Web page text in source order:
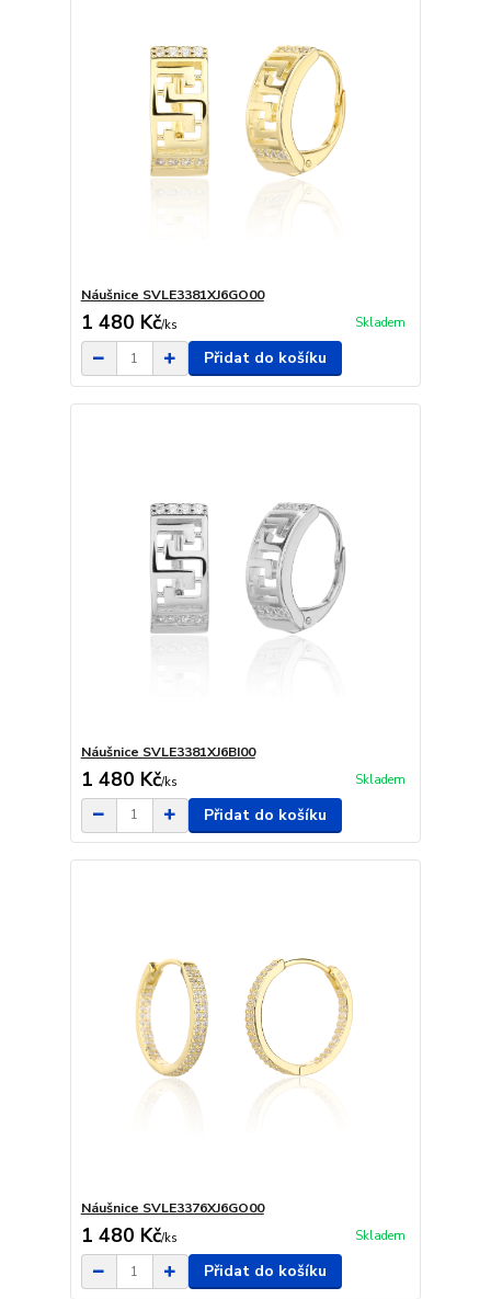
Náušnice SVLE3381XJ6GO00
1 480 Kč/ks Skladem
Přidat do košíku
Náušnice SVLE3381XJ6BI00
1 480 Kč/ks Skladem
Přidat do košíku
Náušnice SVLE3376XJ6GO00
1 480 Kč/ks Skladem
Přidat do košíku